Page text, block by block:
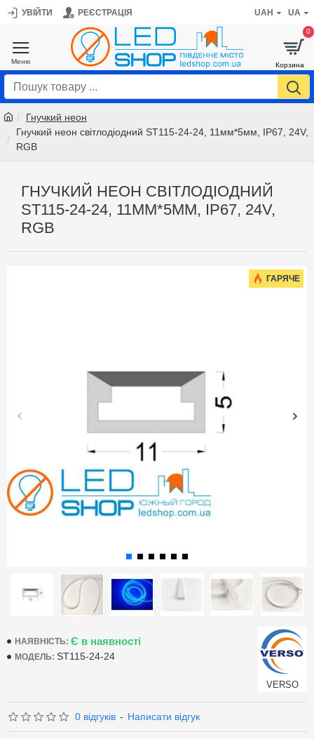
УВІЙТИ РЕЄСТРАЦІЯ UAH UA
0
Гнучкий неон
Гнучкий неон світлодіодний ST115-24-24, 11мм*5мм, ІР67, 24V,
RGB
ГНУЧКИЙ НЕОН СВІТЛОДІОДНИЙ
ST115-24-24, 11ММ*5ММ, ІР67, 24V,
RGB
ГАРЯЧЕ
НАЯВНІСТЬ: Є в наявності
МОДЕЛЬ: ST115-24-24
VERSO
0 відгуків - Написати відгук